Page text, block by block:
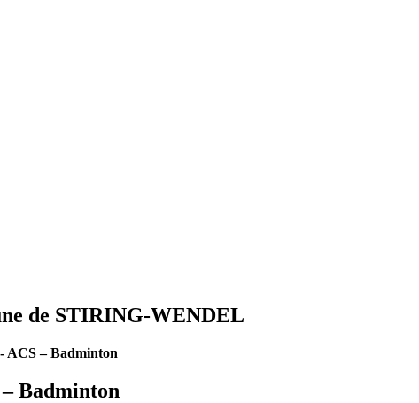
de STIRING-WENDEL
ACS – Badminton
Badminton